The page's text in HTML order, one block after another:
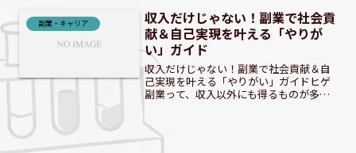
方もいるかもしれません。し...
副業・キャリア
収入だけじゃない！副業で社会貢
献＆自己実現を叶える「やりが
い」ガイド
収入だけじゃない！副業で社会貢献＆自
己実現を叶える「やりがい」ガイドヒゲ
副業って、収入以外にも得るものが多い
に対する価値観が大きく変化していま
す。単に生活費を稼ぐだ...